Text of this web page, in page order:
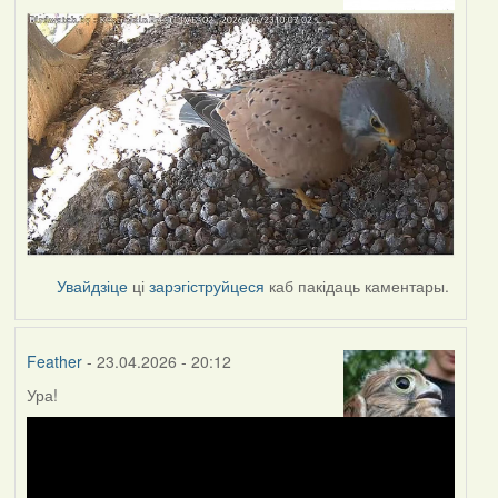
Увайдзіце цізарэгіструйцеся каб пакідаць каментары.
Feather- 23.04.2026 - 20:12
Ура!